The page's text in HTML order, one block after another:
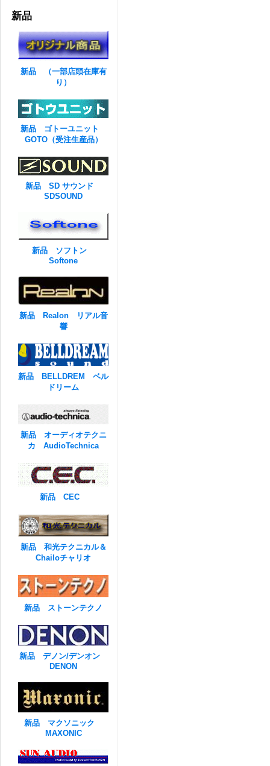
新品
新品 （一部店頭在庫有
り）
新品 ゴトーユニット
GOTO（受注生産品）
新品 SD サウンド
SDSOUND
新品 ソフトン
Softone
新品 Realon リアル音
響
新品 BELLDREM ベル
ドリーム
新品 オーディオテクニ
カ AudioTechnica
新品 CEC
新品 和光テクニカル＆
Chailoチャリオ
新品 ストーンテクノ
新品 デノン/デンオン
DENON
新品 マクソニック
MAXONIC